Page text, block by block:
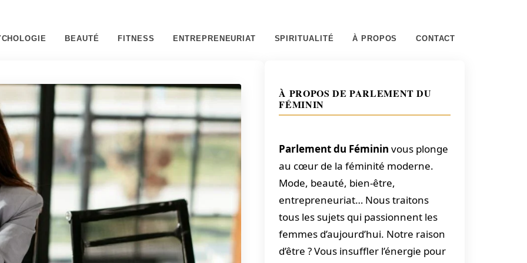
BEAUTÉ FITNESS ENTREPRENEURIAT SPIRITUALITÉ À PROPOS CONTACT
À PROPOS DE PARLEMENT DU
FÉMININ
Parlement du Féminin vous plonge
au cœur de la féminité moderne.
Mode, beauté, bien-être,
entrepreneuriat… Nous traitons
tous les sujets qui passionnent les
femmes d’aujourd’hui. Notre raison
d’être ? Vous insuffler l’énergie pour